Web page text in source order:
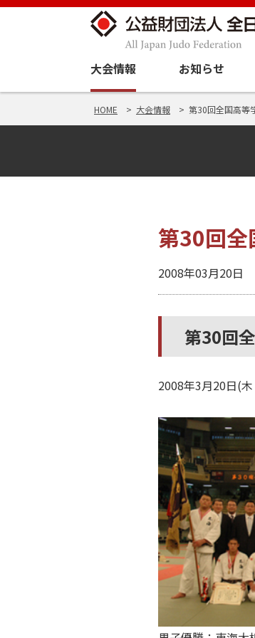
大会情報 お知らせ
HOME 大会情報 第30回全国高等
第30回
2008年03月20日
第30回
2008年3月20日(